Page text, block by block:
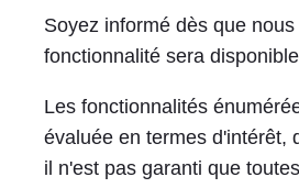
Soyez informé dès que
fonctionnalité sera
Les fonctionnalités
évaluée en termes d'intérêt,
il n'est pas garanti que